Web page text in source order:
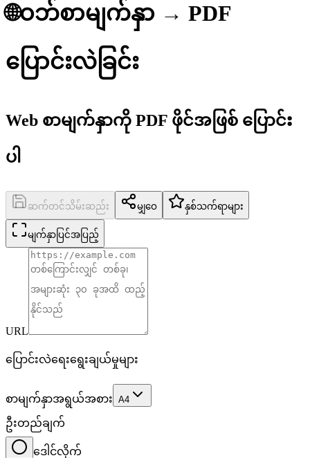
🌐ဝဘ်စာမျက်နှာ → PDF
ပြောင်းလဲခြင်း
Web စာမျက်နှာကို PDF ဖိုင်အဖြစ် ပြောင်း
ပါ
ဆက်တင်သိမ်းဆည်း မျှဝေ နှစ်သက်ရာများ
မျက်နှာပြင်အပြည့်
URL
ပြောင်းလဲရေးရွေးချယ်မှုများ
စာမျက်နှာအရွယ်အစား A4
ဦးတည်ချက်
ဒေါင်လိုက်